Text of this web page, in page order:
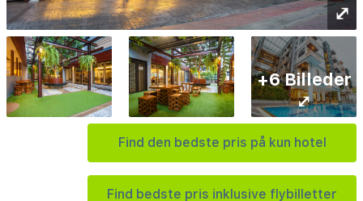
⤢
Find den bedste pris på kun hotel
Find bedste pris inklusive flybilletter
+6 Billeder
⤢